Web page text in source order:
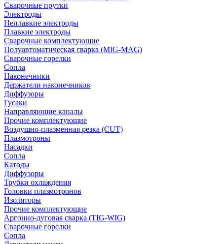
Сварочные прутки
Электроды
Неплавкие электроды
Плавкие электроды
Сварочные комплектующие
Полуавтоматическая сварка (MIG-MAG)
Сварочные горелки
Сопла
Наконечники
Держатели наконечников
Диффузоры
Гусаки
Направляющие каналы
Прочие комплектующие
Воздушно-плазменная резка (CUT)
Плазмотроны
Насадки
Сопла
Катоды
Диффузоры
Трубки охлаждения
Головки плазмотронов
Изоляторы
Прочие комплектующие
Аргонно-дуговая сварка (TIG-WIG)
Сварочные горелки
Сопла